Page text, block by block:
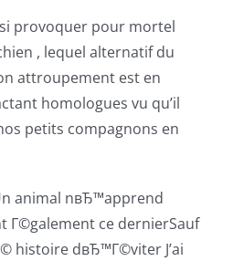
provoquer pour mortel
, lequel alternatif du
attroupement est en
homologues vu qu’il
petits compagnons en
animal nвЂ™apprend
Г©galement ce dernierSauf
histoire dвЂ™Г©viter J’ai